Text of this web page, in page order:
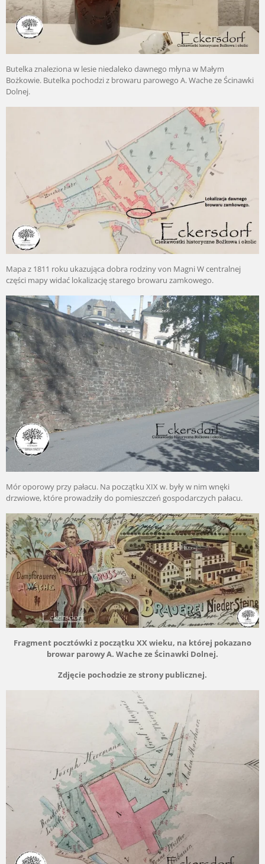
Butelka znaleziona w lesie niedaleko dawnego młyna w Małym
Bożkowie. Butelka pochodzi z browaru parowego A. Wache ze Ścinawki
Dolnej.
Mapa z 1811 roku ukazująca dobra rodziny von Magni W centralnej
części mapy widać lokalizację starego browaru zamkowego.
Mór oporowy przy pałacu. Na początku XIX w. były w nim wnęki
drzwiowe, które prowadziły do pomieszczeń gospodarczych pałacu.
Fragment pocztówki z początku XX wieku, na której pokazano
browar parowy A. Wache ze Ścinawki Dolnej.
Zdjęcie pochodzie ze strony publicznej.